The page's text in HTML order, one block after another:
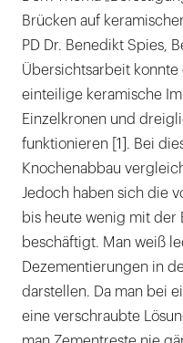
Brücken auf
PD Dr. Benedikt Spies,
Übersichtsarbeit
einteilige keramische
Einzelkronen und
funktionieren [1]. Bei
Knochenabbau
Jedoch haben sich die
bis heute wenig mit der
beschäftigt. Man weiß
Dezementierungen in
darstellen. Da man bei
eine verschraubte